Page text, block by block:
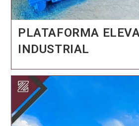
PLATAFORMA
INDUSTRIAL